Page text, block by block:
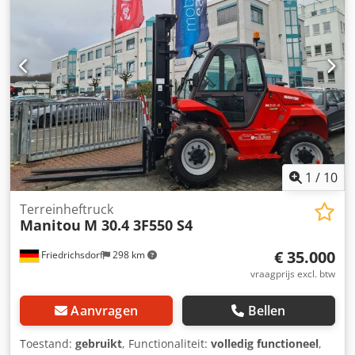
telescoopheftruck Masttype: telescoop Snelheidsklasse: 20
Technische staat: goed Type voorbanden: lucht Maat
voorbanden: 500 80 24 Staat voorbanden: 80 - 100% Type
achterbanden: lucht Csdjyfivkspfx Al Ajrf Maat
achterbanden: 500 80 24 Staat achterbanden: 80 - 100% 3e
ventiel,
1 / 10
Friedrichsdorf 298 km
Terreinheftruck
Manitou M 30.4 3F550 S4
€ 35.000
vraagprijs excl. btw
Aanvragen Bellen
Toestand: gebruikt, Functionaliteit: volledig functioneel,